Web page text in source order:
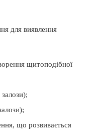
для виявлення
щитоподібної
що розвивається